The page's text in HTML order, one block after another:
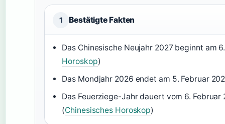
1 Bestätigte Fakten
Das Chinesische Neujahr 2027 beginnt am
Horoskop)
Das Mondjahr 2026 endet am 5. Februar
Das Feuerziege-Jahr dauert vom 6.
(Chinesisches Horoskop)